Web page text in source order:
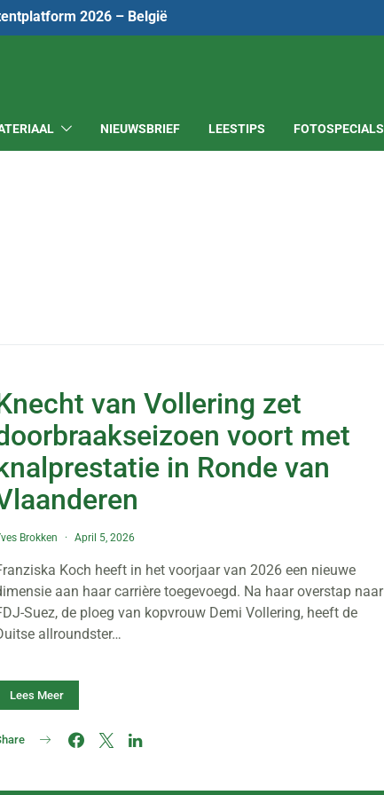
2026 – België
NIEUWSBRIEF LEESTIPS FOTOSPECIALS
van Vollering zet
voort met
in Ronde van
Brokken April 5, 2026
Koch heeft in het voorjaar van 2026 een nieuwe
aan haar carrière toegevoegd. Na haar overstap naar
Suez, de ploeg van kopvrouw Demi Vollering, heeft de
allroundster…
Lees Meer